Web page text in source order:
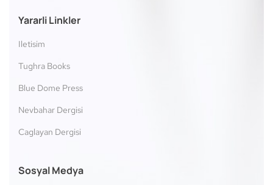
Yararli Linkler
Iletisim
Tughra Books
Blue Dome Press
Nevbahar Dergisi
Caglayan Dergisi
Sosyal Medya